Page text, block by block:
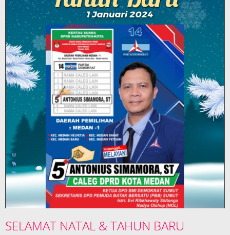
SELAMAT NATAL & TAHUN BARU